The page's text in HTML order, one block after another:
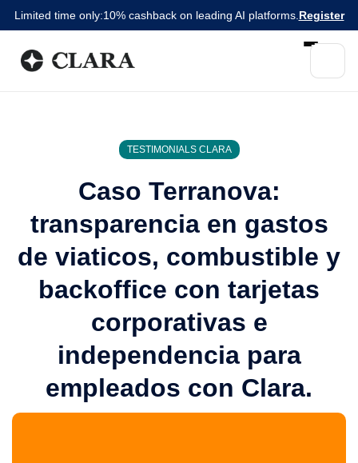
Limited time only:10% cashback on leading AI platforms. Register
TESTIMONIALS CLARA
Caso Terranova:
transparencia en gastos
de viaticos, combustible y
backoffice con tarjetas
corporativas e
independencia para
empleados con Clara.